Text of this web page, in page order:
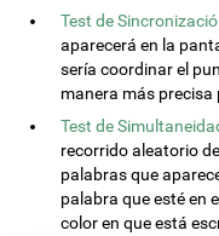
Test de
aparecerá en la
sería coordinar el
manera más precisa
Test de
recorrido aleatorio
palabras que
palabra que esté en
color en que está